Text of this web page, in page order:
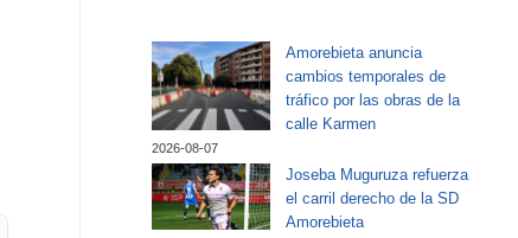
Amorebieta anuncia
cambios temporales de
tráfico por las obras de la
calle Karmen
2026-08-07
Joseba Muguruza refuerza
el carril derecho de la SD
Amorebieta